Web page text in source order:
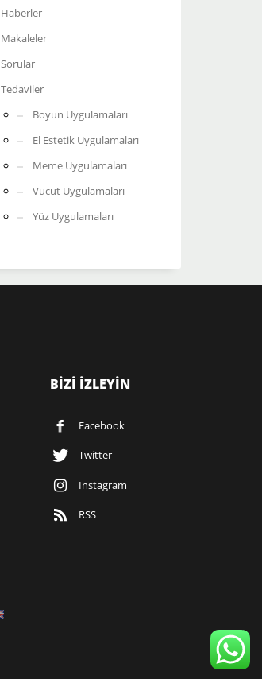
Haberler
Makaleler
Sorular
Tedaviler
Boyun Uygulamaları
El Estetik Uygulamaları
Meme Uygulamaları
Vücut Uygulamaları
Yüz Uygulamaları
BİZİ İZLEYİN
Facebook
Twitter
Instagram
RSS